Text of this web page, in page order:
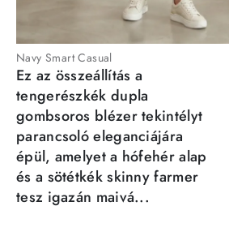
Navy Smart Casual
Ez az összeállítás a
tengerészkék dupla
gombsoros blézer tekintélyt
parancsoló eleganciájára
épül, amelyet a hófehér alap
és a sötétkék skinny farmer
tesz igazán maivá...